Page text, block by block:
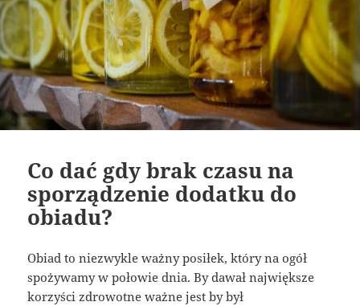
Co dać gdy brak czasu na
sporządzenie dodatku do
obiadu?
Obiad to niezwykle ważny posiłek, który na ogół
spożywamy w połowie dnia. By dawał największe
korzyści zdrowotne ważne jest by był